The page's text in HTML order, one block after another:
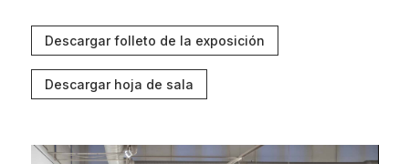
Descargar folleto de la exposición
Descargar hoja de sala